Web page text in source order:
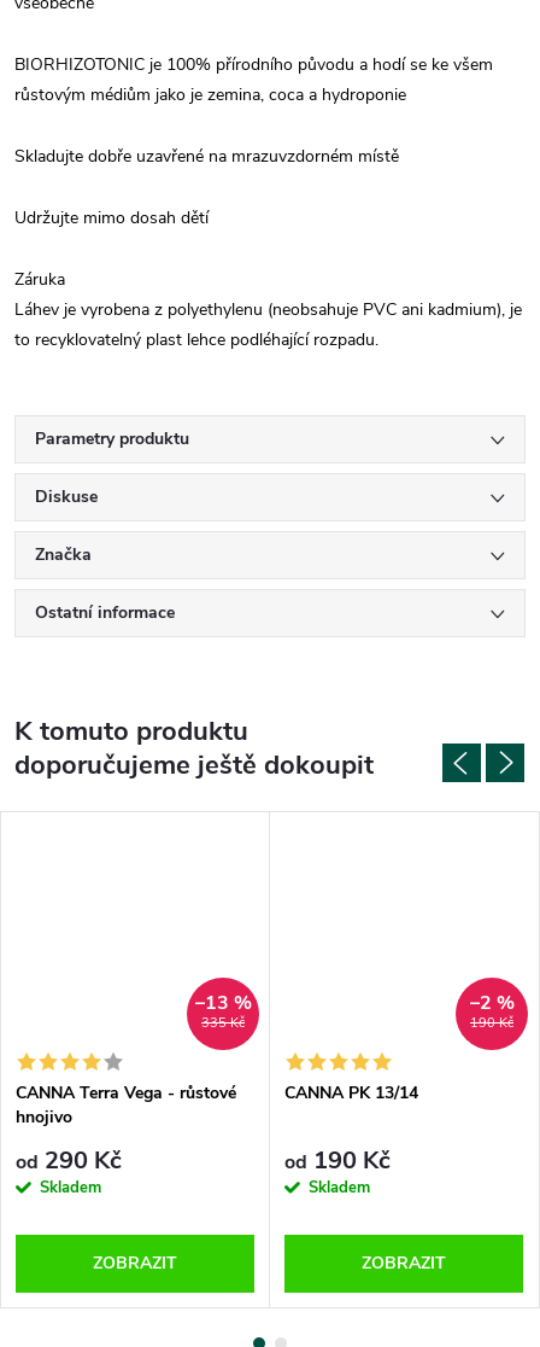
BIORHIZOTONIC je 100% přírodního původu a hodí se ke všem
růstovým médiům jako je zemina, coca a hydroponie
Skladujte dobře uzavřené na mrazuvzdorném místě
Udržujte mimo dosah dětí
Záruka
Láhev je vyrobena z polyethylenu (neobsahuje PVC ani kadmium), je
to recyklovatelný plast lehce podléhající rozpadu.
Parametry produktu
Diskuse
Značka
Ostatní informace
K tomuto produktu
doporučujeme ještě dokoupit
335 Kč
–13 %
CANNA Terra Vega - růstové
hnojivo
od 290 Kč
Skladem
ZOBRAZIT
190 Kč
–2 %
CANNA PK 13/14
od 190 Kč
Skladem
ZOBRAZIT